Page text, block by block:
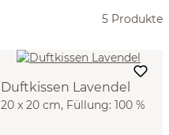
5 Produkte
Duftkissen Lavendel
20 x 20 cm, Füllung: 100 %